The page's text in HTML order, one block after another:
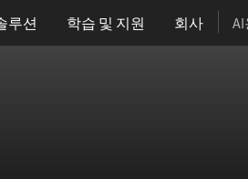
루션 학습 및 지원 회사